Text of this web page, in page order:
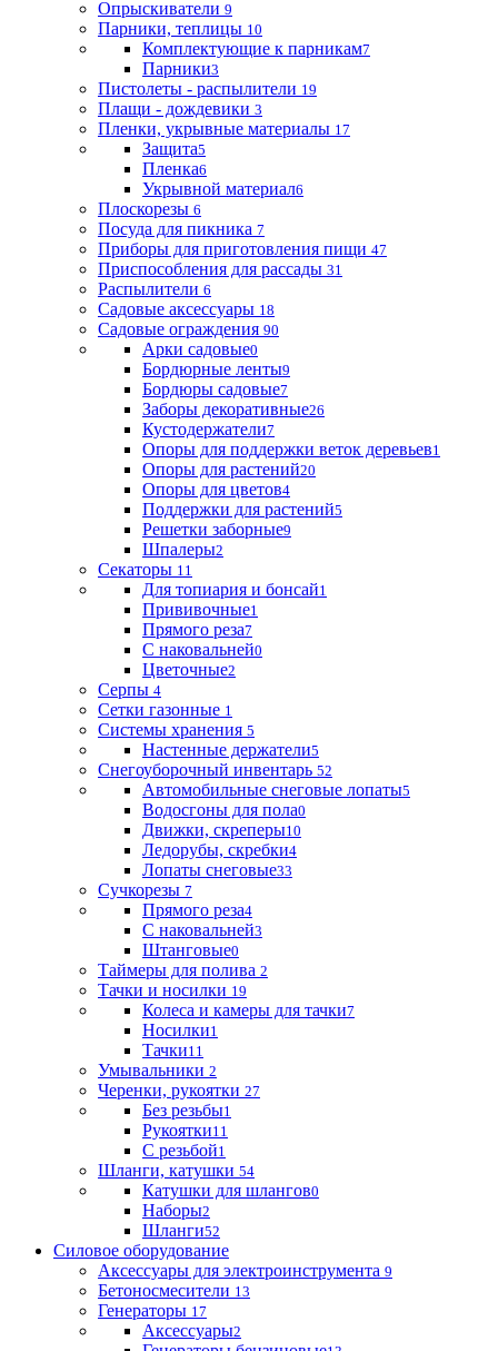
Опрыскиватели 9
Парники, теплицы 10
Комплектующие к парникам7
Парники3
Пистолеты - распылители 19
Плащи - дождевики 3
Пленки, укрывные материалы 17
Защита5
Пленка6
Укрывной материал6
Плоскорезы 6
Посуда для пикника 7
Приборы для приготовления пищи 47
Приспособления для рассады 31
Распылители 6
Садовые аксессуары 18
Садовые ограждения 90
Арки садовые0
Бордюрные ленты9
Бордюры садовые7
Заборы декоративные26
Кустодержатели7
Опоры для поддержки веток деревьев1
Опоры для растений20
Опоры для цветов4
Поддержки для растений5
Решетки заборные9
Шпалеры2
Секаторы 11
Для топиария и бонсай1
Прививочные1
Прямого реза7
С наковальней0
Цветочные2
Серпы 4
Сетки газонные 1
Системы хранения 5
Настенные держатели5
Снегоуборочный инвентарь 52
Автомобильные снеговые лопаты5
Водосгоны для пола0
Движки, скреперы10
Ледорубы, скребки4
Лопаты снеговые33
Сучкорезы 7
Прямого реза4
С наковальней3
Штанговые0
Таймеры для полива 2
Тачки и носилки 19
Колеса и камеры для тачки7
Носилки1
Тачки11
Умывальники 2
Черенки, рукоятки 27
Без резьбы1
Рукоятки11
С резьбой1
Шланги, катушки 54
Катушки для шлангов0
Наборы2
Шланги52
Силовое оборудование
Аксессуары для электроинструмента 9
Бетоносмесители 13
Генераторы 17
Аксессуары2